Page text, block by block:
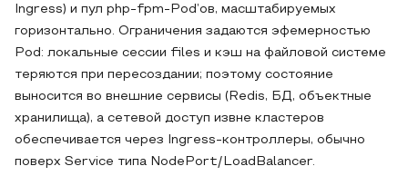
Ingress) и пул php-fpm-Pod’ов, масштабируемых
горизонтально. Ограничения задаются эфемерностью
Pod: локальные сессии files и кэш на файловой системе
теряются при пересоздании; поэтому состояние
выносится во внешние сервисы (Redis, БД, объектные
хранилища), а сетевой доступ извне кластеров
обеспечивается через Ingress-контроллеры, обычно
поверх Service типа NodePort/LoadBalancer.